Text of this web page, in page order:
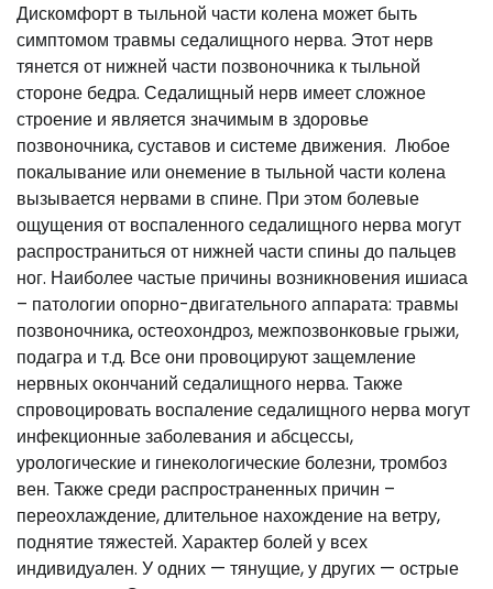
Дискомфорт в тыльной части колена может быть
симптомом травмы седалищного нерва. Этот нерв
тянется от нижней части позвоночника к тыльной
стороне бедра. Седалищный нерв имеет сложное
строение и является значимым в здоровье
позвоночника, суставов и системе движения. Любое
покалывание или онемение в тыльной части колена
вызывается нервами в спине. При этом болевые
ощущения от воспаленного седалищного нерва могут
распространиться от нижней части спины до пальцев
ног. Наиболее частые причины возникновения ишиаса
– патологии опорно-двигательного аппарата: травмы
позвоночника, остеохондроз, межпозвонковые грыжи,
подагра и т.д. Все они провоцируют защемление
нервных окончаний седалищного нерва. Также
спровоцировать воспаление седалищного нерва могут
инфекционные заболевания и абсцессы,
урологические и гинекологические болезни, тромбоз
вен. Также среди распространенных причин –
переохлаждение, длительное нахождение на ветру,
поднятие тяжестей. Характер болей у всех
индивидуален. У одних — тянущие, у других — острые